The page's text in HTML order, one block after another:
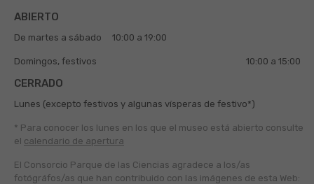
ABIERTO
De martes a sábado 10:00 a 19:00
Domingos, festivos 10:00 a 15:00
CERRADO
Lunes (excepto festivos y algunas vísperas de festivo*)
* Para conocer los lunes en los que el museo está abierto consulte
el calendario de apertura
El Consorcio Parque de las Ciencias agradece a los/as
fotógráfos/as que han contribuido con las imágenes de esta Web: